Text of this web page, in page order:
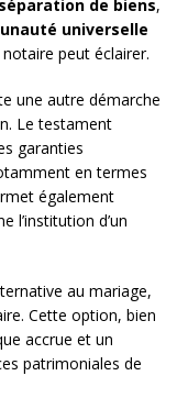
séparation de biens,
universelle
peut éclairer.
une autre démarche
Le testament
garanties
en termes
également
l’institution d’un
au mariage,
Cette option, bien
accrue et un
patrimoniales de